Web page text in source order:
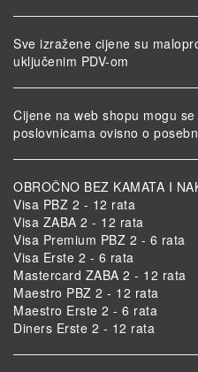
Sve izražene cijene su
uključenim PDV-om
Cijene na web shopu mogu
poslovnicama ovisno o
OBROČNO BEZ KAMATA I
Visa PBZ 2 - 12 rata
Visa ZABA 2 - 12 rata
Visa Premium PBZ 2 - 6 rata
Visa Erste 2 - 6 rata
Mastercard ZABA 2 - 12 rata
Maestro PBZ 2 - 12 rata
Maestro Erste 2 - 6 rata
Diners Erste 2 - 12 rata